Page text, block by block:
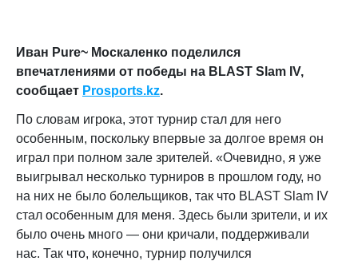
Иван Pure~ Москаленко поделился
впечатлениями от победы на BLAST Slam IV,
сообщает Prosports.kz.
По словам игрока, этот турнир стал для него
особенным, поскольку впервые за долгое время он
играл при полном зале зрителей. «Очевидно, я уже
выигрывал несколько турниров в прошлом году, но
на них не было болельщиков, так что BLAST Slam IV
стал особенным для меня. Здесь были зрители, и их
было очень много — они кричали, поддерживали
нас. Так что, конечно, турнир получился